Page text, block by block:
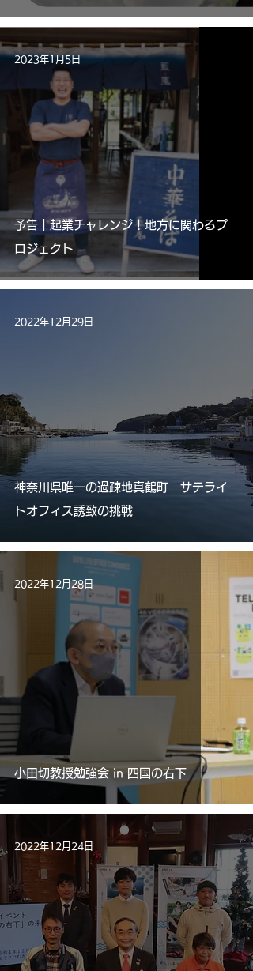
予告｜起業チャレンジ！地方に関わるプ
ロジェクト
2023年1月5日
神奈川県唯一の過疎地真鶴町 サテライ
トオフィス誘致の挑戦
2022年12月29日
小田切教授勉強会 in 四国の右下
2022年12月28日
2022年12月24日